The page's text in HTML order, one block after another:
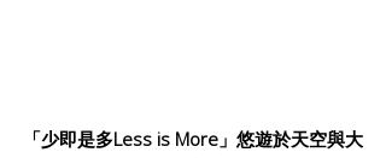
「少即是多Less is More」悠遊於天空與大